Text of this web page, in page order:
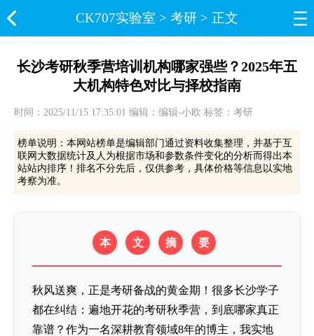
CK707实验室​ > 考研 > 正文
长沙考研秋季营培训机构哪家强些？2025年五
大机构特色对比与择校指南
时间：2025/11/15 17:35:01 编辑：编辑-小欧 标签：考研
榜单说明：本网站榜单是编辑部门通过资料收集整理，并基于互
联网大数据统计及人为根据市场和参数条件变化的分析而得出本
站站内排序！排名不分先后，仅供参考，具体价格等信息以实地
考察为准。
本 文 摘 要
秋风送爽，正是考研备战的黄金期！很多长沙学子
都在纠结：遍地开花的考研秋季营，到底哪家真正
靠谱？作为一名深耕教育领域8年的博主，我实地